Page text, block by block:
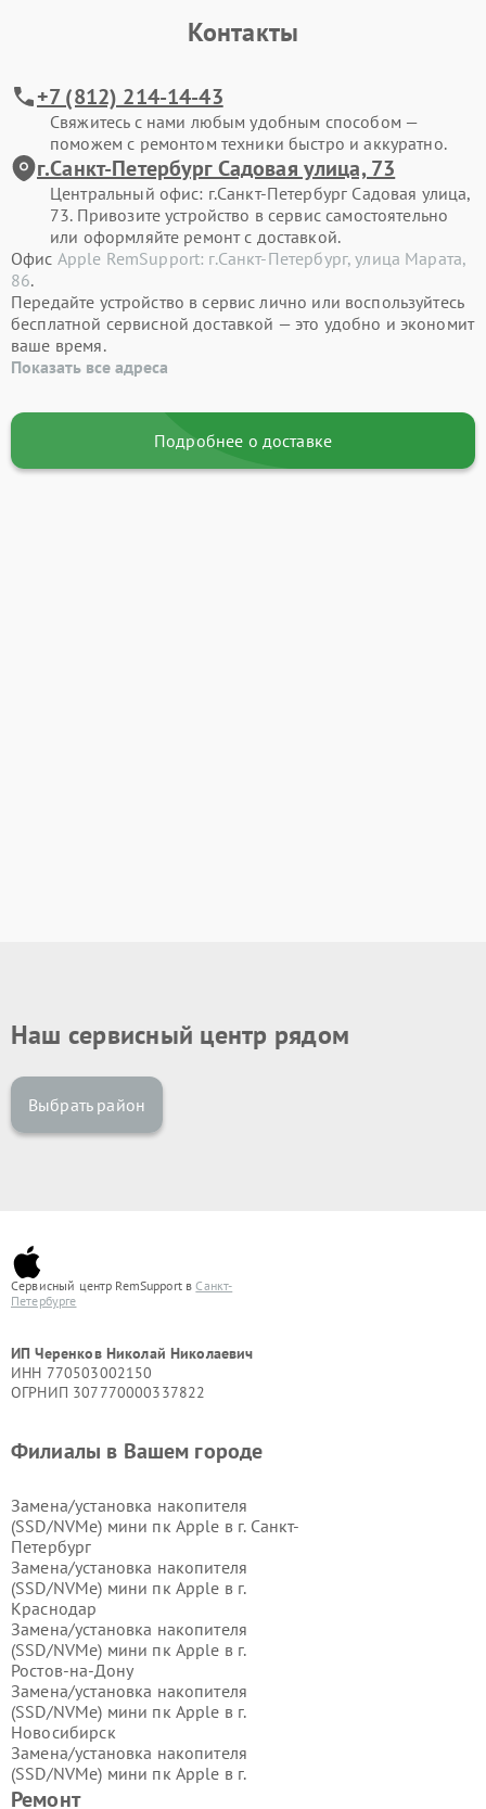
Контакты
+7 (812) 214-14-43
Свяжитесь с нами любым удобным способом —
поможем с ремонтом техники быстро и аккуратно.
г.Санкт-Петербург Садовая улица, 73
Центральный офис: г.Санкт-Петербург Садовая улица,
73. Привозите устройство в сервис самостоятельно
или оформляйте ремонт с доставкой.
Офис Apple RemSupport: г.Санкт-Петербург, улица Марата,
86.
Передайте устройство в сервис лично или воспользуйтесь
бесплатной сервисной доставкой — это удобно и экономит
ваше время.
Показать все адреса
Подробнее о доставке
Наш сервисный центр рядом
Выбрать район
Сервисный центр RemSupport вСанкт-
Петербурге
ИП Черенков Николай Николаевич
ИНН 770503002150
ОГРНИП 307770000337822
Ремонт
Филиалы в Вашем городе
Замена/установка накопителя
(SSD/NVMe) мини пк Apple в г. Санкт-
Петербург
Замена/установка накопителя
(SSD/NVMe) мини пк Apple в г.
Краснодар
Замена/установка накопителя
(SSD/NVMe) мини пк Apple в г.
Ростов-на-Дону
Замена/установка накопителя
(SSD/NVMe) мини пк Apple в г.
Новосибирск
Замена/установка накопителя
(SSD/NVMe) мини пк Apple в г.
Екатеринбург